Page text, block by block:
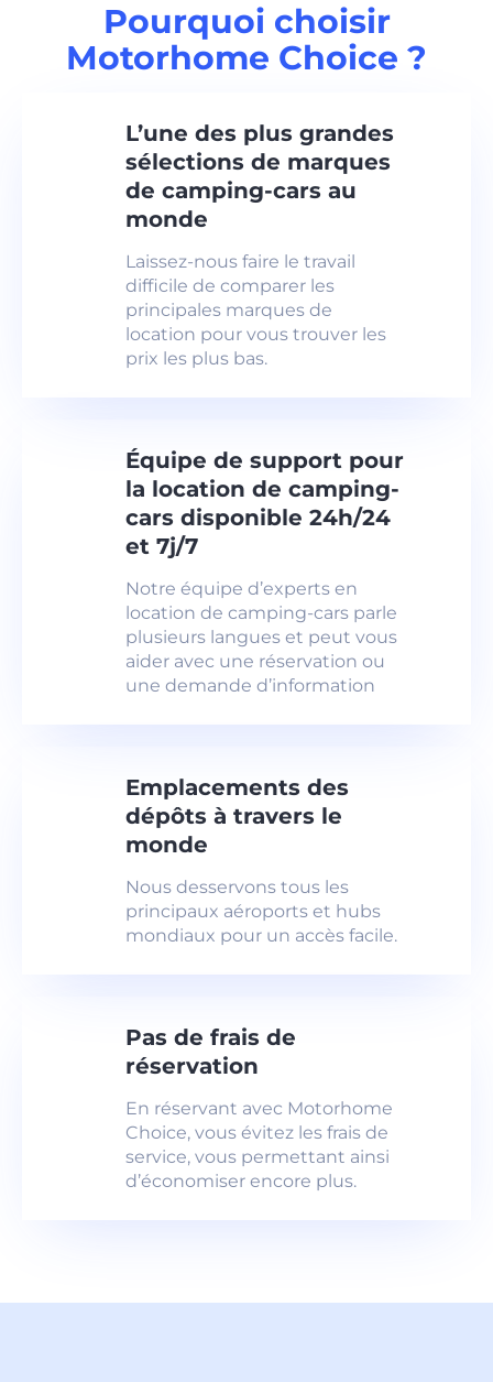
Pourquoi choisir
Motorhome Choice ?
L’une des plus grandes
sélections de marques
de camping-cars au
monde
Laissez-nous faire le travail
difficile de comparer les
principales marques de
location pour vous trouver les
prix les plus bas.
Équipe de support pour
la location de camping-
cars disponible 24h/24
et 7j/7
Notre équipe d’experts en
location de camping-cars parle
plusieurs langues et peut vous
aider avec une réservation ou
une demande d’information
Emplacements des
dépôts à travers le
monde
Nous desservons tous les
principaux aéroports et hubs
mondiaux pour un accès facile.
Pas de frais de
réservation
En réservant avec Motorhome
Choice, vous évitez les frais de
service, vous permettant ainsi
d’économiser encore plus.